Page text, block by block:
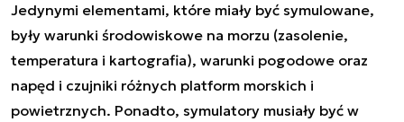
Jedynymi elementami, które miały być symulowane,
były warunki środowiskowe na morzu (zasolenie,
temperatura i kartografia), warunki pogodowe oraz
napęd i czujniki różnych platform morskich i
powietrznych. Ponadto, symulatory musiały być w